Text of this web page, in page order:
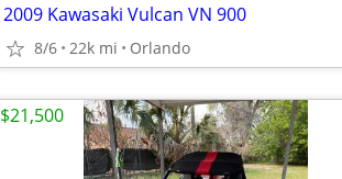
2009 Kawasaki Vulcan VN 900
8/6 22k mi Orlando
$21,500